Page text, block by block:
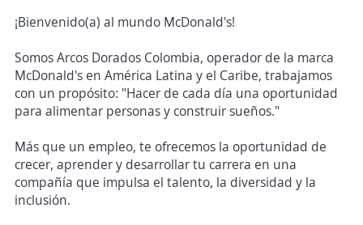
¡Bienvenido(a) al mundo McDonald's!
Somos Arcos Dorados Colombia, operador de la marca
McDonald's en América Latina y el Caribe, trabajamos
con un propósito: "Hacer de cada día una oportunidad
para alimentar personas y construir sueños."
Más que un empleo, te ofrecemos la oportunidad de
crecer, aprender y desarrollar tu carrera en una
compañía que impulsa el talento, la diversidad y la
inclusión.